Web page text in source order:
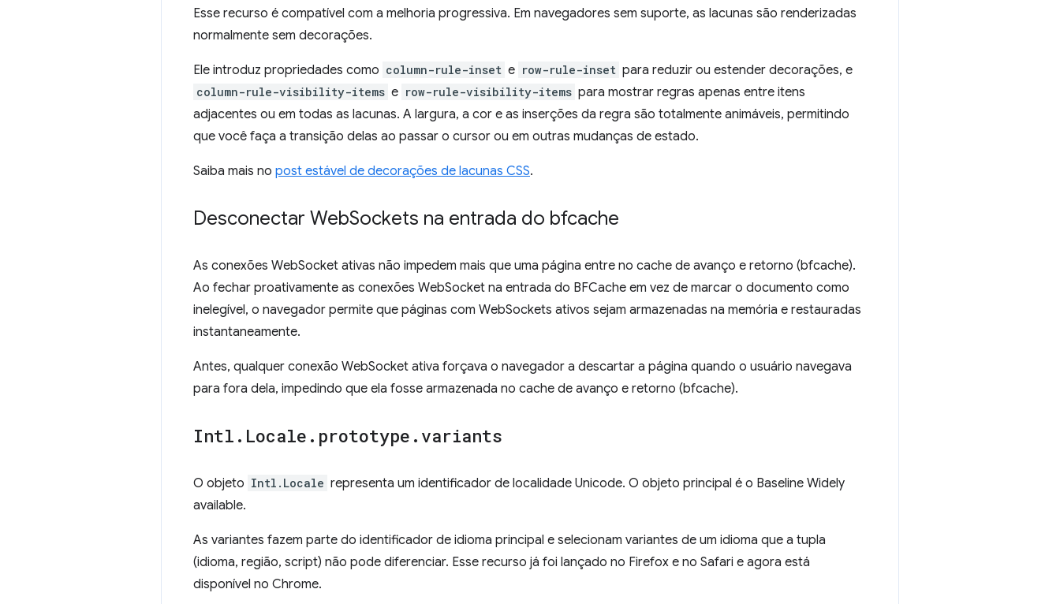
Esse recurso é compatível com a melhoria progressiva. Em navegadores sem suporte, as lacunas são renderizadas
normalmente sem decorações.
Ele introduz propriedades como column-rule-inset e row-rule-inset para reduzir ou estender decorações, e
column-rule-visibility-items e row-rule-visibility-items para mostrar regras apenas entre itens
adjacentes ou em todas as lacunas. A largura, a cor e as inserções da regra são totalmente animáveis, permitindo
que você faça a transição delas ao passar o cursor ou em outras mudanças de estado.
Saiba mais no post estável de decorações de lacunas CSS.
Desconectar WebSockets na entrada do bfcache
As conexões WebSocket ativas não impedem mais que uma página entre no cache de avanço e retorno (bfcache).
Ao fechar proativamente as conexões WebSocket na entrada do BFCache em vez de marcar o documento como
inelegível, o navegador permite que páginas com WebSockets ativos sejam armazenadas na memória e restauradas
instantaneamente.
Antes, qualquer conexão WebSocket ativa forçava o navegador a descartar a página quando o usuário navegava
para fora dela, impedindo que ela fosse armazenada no cache de avanço e retorno (bfcache).
Intl . Locale . prototype . variants
O objeto Intl.Locale representa um identificador de localidade Unicode. O objeto principal é o Baseline Widely
available.
As variantes fazem parte do identificador de idioma principal e selecionam variantes de um idioma que a tupla
(idioma, região, script) não pode diferenciar. Esse recurso já foi lançado no Firefox e no Safari e agora está
disponível no Chrome.